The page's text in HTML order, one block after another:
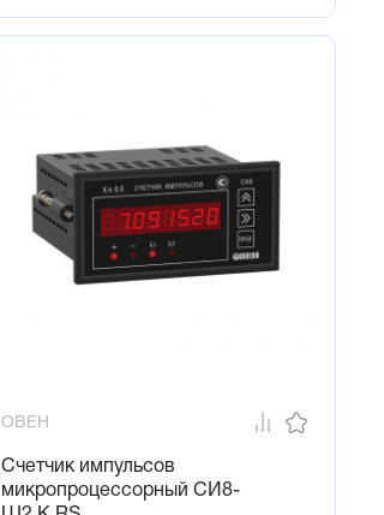
ОВЕН
Счетчик импульсов
микропроцессорный СИ8-